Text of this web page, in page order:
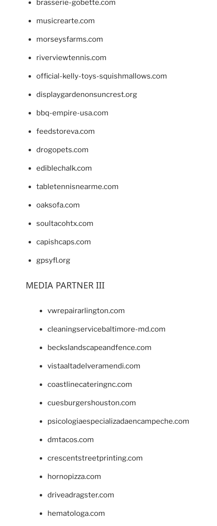
brasserie-gobette.com
musicrearte.com
morseysfarms.com
riverviewtennis.com
official-kelly-toys-squishmallows.com
displaygardenonsuncrest.org
bbq-empire-usa.com
feedstoreva.com
drogopets.com
ediblechalk.com
tabletennisnearme.com
oaksofa.com
soultacohtx.com
capishcaps.com
gpsyfl.org
MEDIA PARTNER III
vwrepairarlington.com
cleaningservicebaltimore-md.com
beckslandscapeandfence.com
vistaaltadelveramendi.com
coastlinecateringnc.com
cuesburgershouston.com
psicologiaespecializadaencampeche.com
dmtacos.com
crescentstreetprinting.com
hornopizza.com
driveadragster.com
hematologa.com